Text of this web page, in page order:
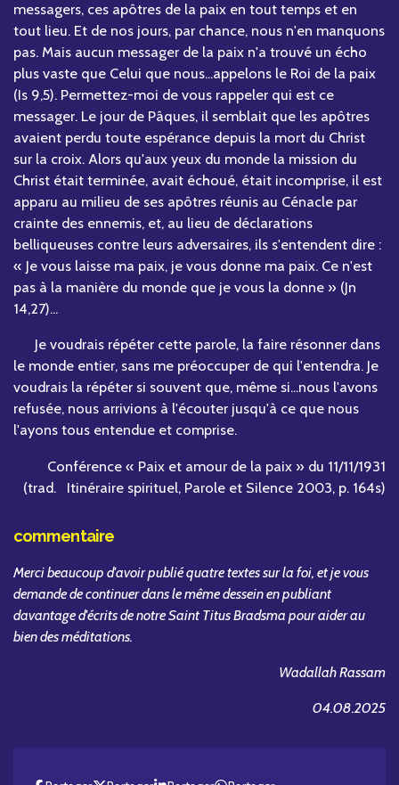
messagers, ces apôtres de la paix en tout temps et en
tout lieu. Et de nos jours, par chance, nous n'en manquons
pas. Mais aucun messager de la paix n'a trouvé un écho
plus vaste que Celui que nous...appelons le Roi de la paix
(Is 9,5). Permettez-moi de vous rappeler qui est ce
messager. Le jour de Pâques, il semblait que les apôtres
avaient perdu toute espérance depuis la mort du Christ
sur la croix. Alors qu'aux yeux du monde la mission du
Christ était terminée, avait échoué, était incomprise, il est
apparu au milieu de ses apôtres réunis au Cénacle par
crainte des ennemis, et, au lieu de déclarations
belliqueuses contre leurs adversaires, ils s'entendent dire :
« Je vous laisse ma paix, je vous donne ma paix. Ce n'est
pas à la manière du monde que je vous la donne » (Jn
14,27)...
Je voudrais répéter cette parole, la faire résonner dans
le monde entier, sans me préoccuper de qui l'entendra. Je
voudrais la répéter si souvent que, même si...nous l'avons
refusée, nous arrivions à l'écouter jusqu'à ce que nous
l'ayons tous entendue et comprise.
Conférence « Paix et amour de la paix » du 11/11/1931
(trad. Itinéraire spirituel, Parole et Silence 2003, p. 164s)
commentaire
Merci beaucoup d'avoir publié quatre textes sur la foi, et je vous
demande de continuer dans le même dessein en publiant
davantage d'écrits de notre Saint Titus Bradsma pour aider au
bien des méditations.
Wadallah Rassam
04.08.2025